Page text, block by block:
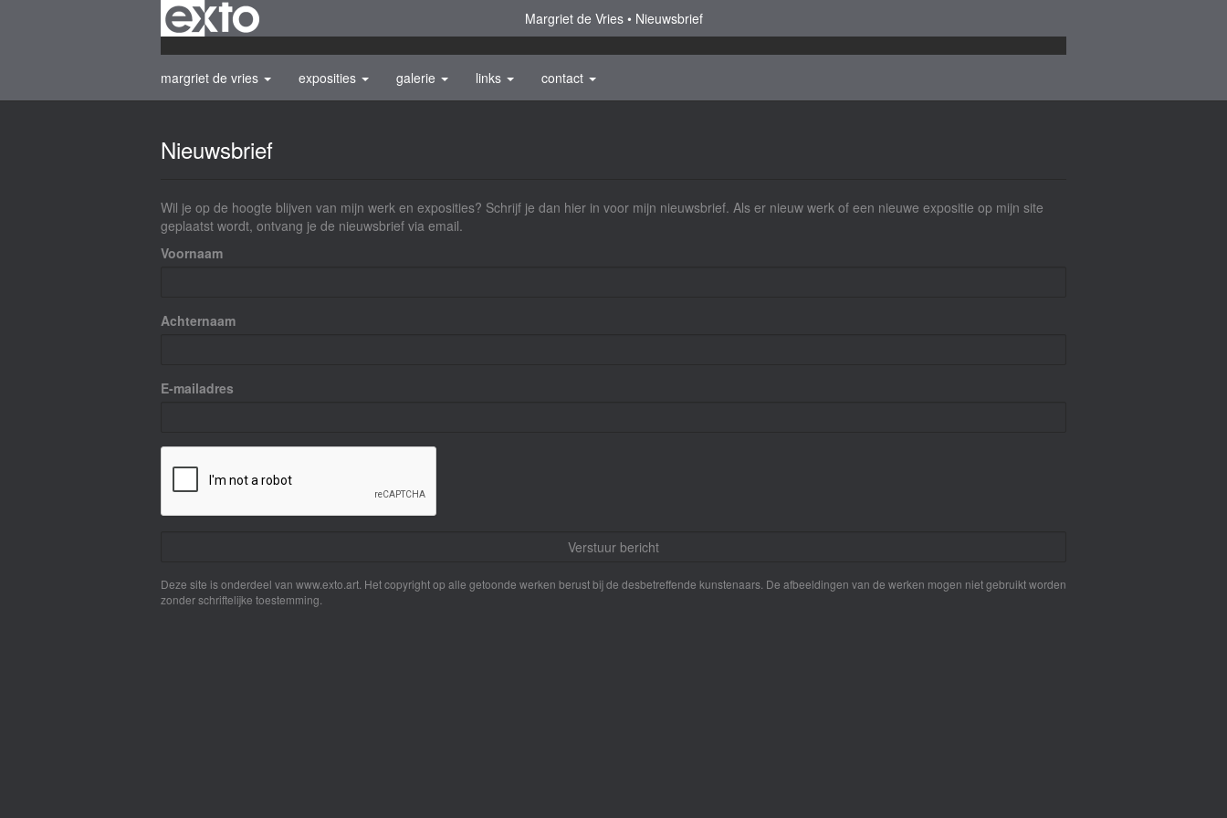
Margriet de Vries Nieuwsbrief
margriet de vries exposities galerie links contact
Nieuwsbrief
Wil je op de hoogte blijven van mijn werk en exposities? Schrijf je dan hier in voor mijn nieuwsbrief. Als er nieuw werk of een nieuwe expositie op mijn site
geplaatst wordt, ontvang je de nieuwsbrief via email.
Voornaam
Achternaam
E-mailadres
Deze site is onderdeel van www.exto.art . Het copyright op alle getoonde werken berust bij de desbetreffende kunstenaars. De afbeeldingen van de werken mogen niet gebruikt worden
zonder schriftelijke toestemming.